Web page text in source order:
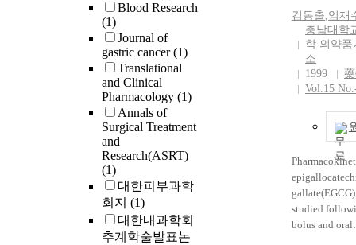
Blood Research
(1)
Journal of
gastric cancer(1)
Translational
and Clinical
Pharmacology (1)
Annals of
Surgical Treatment
and
Research(ASRT)
(1)
대한피부과학
회지 (1)
대한내과학회
추계학술발표논
peroxidase
transported
2 monolayer.
apparent
permeability
peroxidase
6.54×10^-
presence of
brefeldin-A.
suggest the
receptor
transcytosis
김동출,임재
충남대학
학 의약품
소
1999
Vol.15
studied
bolus and oral